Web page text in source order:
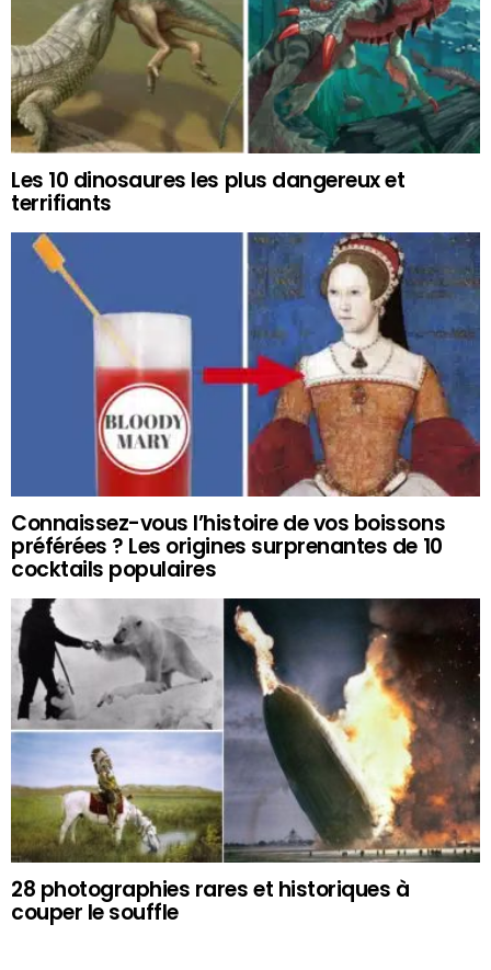
Les 10 dinosaures les plus dangereux et
terrifiants
Connaissez-vous l’histoire de vos boissons
préférées ? Les origines surprenantes de 10
cocktails populaires
28 photographies rares et historiques à
couper le souffle